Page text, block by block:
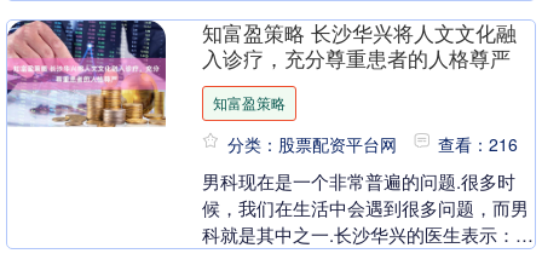
知富盈策略 长沙华兴将人文文化融
入诊疗，充分尊重患者的人格尊严
知富盈策略
分类：股票配资平台网 查看：216
男科现在是一个非常普遍的问题.很多时
候，我们在生活中会遇到很多问题，而男
科就是其中之一.长沙华兴的医生表示：对